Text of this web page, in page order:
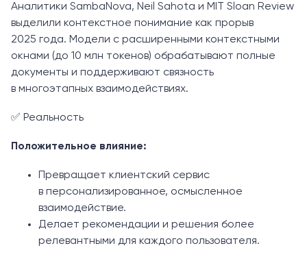
Аналитики SambaNova, Neil Sahota и MIT Sloan Review
выделили контекстное понимание как прорыв
2025 года. Модели с расширенными контекстными
окнами (до 10 млн токенов) обрабатывают полные
документы и поддерживают связность
в многоэтапных взаимодействиях.
✅ Реальность
Положительное влияние:
Превращает клиентский сервис
в персонализированное, осмысленное
взаимодействие.
Делает рекомендации и решения более
релевантными для каждого пользователя.